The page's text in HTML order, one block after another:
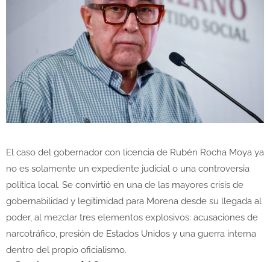
El caso del gobernador con licencia de Rubén Rocha Moya ya
no es solamente un expediente judicial o una controversia
política local. Se convirtió en una de las mayores crisis de
gobernabilidad y legitimidad para Morena desde su llegada al
poder, al mezclar tres elementos explosivos: acusaciones de
narcotráfico, presión de Estados Unidos y una guerra interna
dentro del propio oficialismo.